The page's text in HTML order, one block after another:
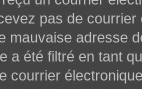
pas de
mauvaise adresse
a été filtré en tant
courrier